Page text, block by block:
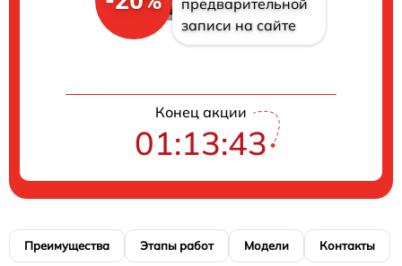
записи на сайте
Конец акции
01:13:42
Преимущества Этапы работ Модели Контакты